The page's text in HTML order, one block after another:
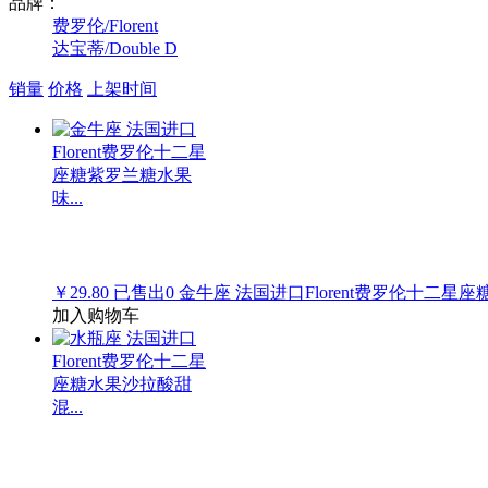
费罗伦/Florent
达宝蒂/Double D
销量 价格 上架时间
￥29.80 已售出0 金牛座 法国进口Florent费罗伦十二星座
加入购物车